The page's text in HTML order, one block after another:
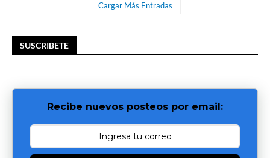
Cargar Más Entradas
SUSCRIBETE
Recibe nuevos posteos por email: